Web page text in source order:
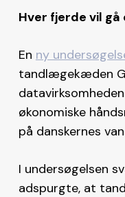
Hver fjerde vil
En ny
tandlægekæden
økonomiske
på danskernes
I undersøgelsen
adspurgte, at